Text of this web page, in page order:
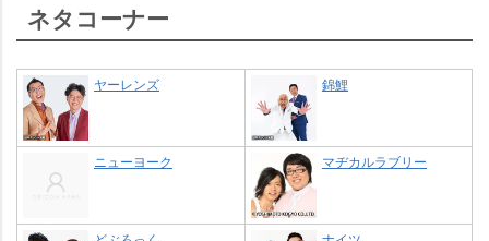
ネタコーナー
ヤーレンズ 錦鯉
ニューヨーク マヂカルラブリー